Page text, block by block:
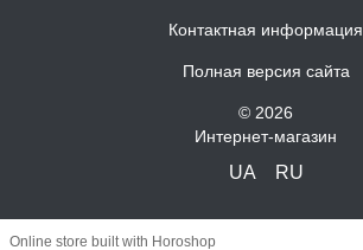
Контактная информация
Полная версия сайта
© 2026
Интернет-магазин
UA RU
Online store built with Horoshop